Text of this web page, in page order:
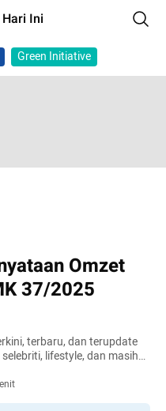
Ini
Green Initiative
Omzet
37/2025
terbaru, dan terupdate
lifestyle, dan masih